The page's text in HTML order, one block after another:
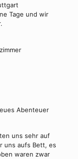
Tage und wir
Abenteuer
uns sehr auf
uns aufs Bett, es
waren zwar